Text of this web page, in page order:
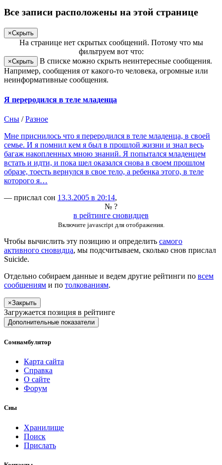
Все записи расположены на этой странице
×Скрыть
На странице нет скрытых сообщений. Потому что мы
фильтруем вот что:
×Скрыть
В списке можно скрыть неинтересные сообщения.
Например, сообщения от какого-то человека, огромные или
неинформативные сообщения.
Я переродился в теле младенца
Сны /Разное
Мне приснилось что я переродился в теле младенца, в своей
семье. И я помнил кем я был в прошлой жизни и знал весь
багаж накопленных мною знаний. Я попытался младенцем
встать и идти, и пока шел оказался снова в своем прошлом
образе, тоесть вернулся в свое тело, а ребенка этого, в теле
которого я…
— прислал сон 13.3.2005 в 20:14,
№ ?
в рейтинге сновидцев
Включите javascript для отображения.
Чтобы вычислить эту позицию и определить самого
активного сновидца, мы подсчитываем, сколько снов прислал
Suicide.
Отдельно собираем данные и ведем другие рейтинги по всем
сообщениям и по толкованиям.
×Закрыть
Загружается позиция в рейтинге
Дополнительные показатели
Сомнамбулятор
Карта сайта
Справка
О сайте
Форум
Сны
Хранилище
Поиск
Прислать